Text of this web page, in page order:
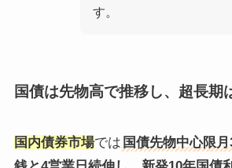
す。
国債は先物高で推移し、超長期
国内債券市場では 国債先物中心限